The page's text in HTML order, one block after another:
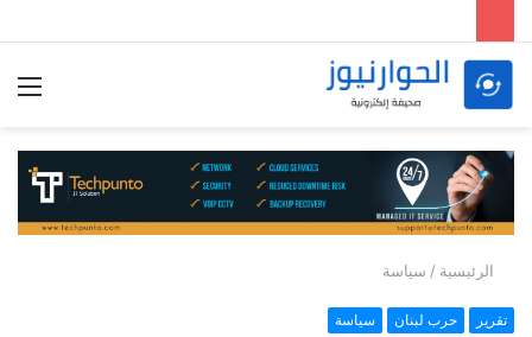
الرئيسية / سياسة
تقرير حرب لبنان سياسة